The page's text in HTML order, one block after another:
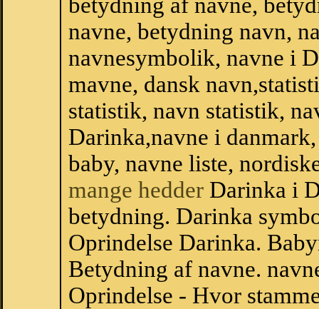
navne, betydning navn,
navnesymbolik, navne i
mavne, dansk
statistik, navn statistik,
Darinka,navne i
baby, navne liste,
mange hedder Darinka i
betydning. Darinka
Oprindelse Darinka.
Betydning af navne.
Oprindelse - Hvor